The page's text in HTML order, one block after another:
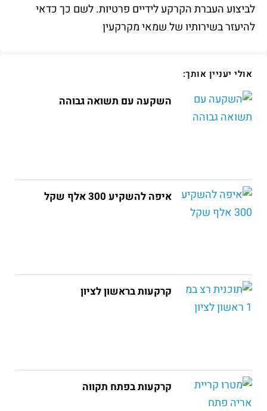
לביצוע העברת הקרקע לידיים פרטיות. לשם כך כדאי
להיעזר בשירותיו של שמאי מקרקעין
אולי יעניין אותך:
השקעה עם תשואה גבוהה
איפה להשקיע 300 אלף שקל
קרקעות בראשון לציון
קרקעות בפתח תקווה